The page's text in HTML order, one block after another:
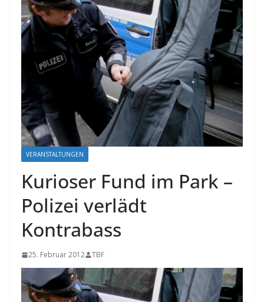
VERANSTALTUNGEN
Kurioser Fund im Park –
Polizei verlädt
Kontrabass
25. Februar 2012 TBF